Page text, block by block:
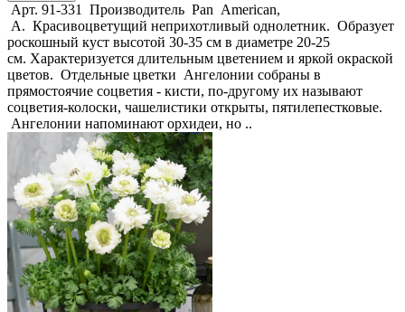
Арт. 91-331 Производитель Pan American,
А. Красивоцветущий неприхотливый однолетник. Образует
роскошный куст высотой 30-35 см в диаметре 20-25
см. Характеризуется длительным цветением и яркой окраской
цветов. Отдельные цветки Ангелонии собраны в
прямостоячие соцветия - кисти, по-другому их называют
соцветия-колоски, чашелистики открыты, пятилепестковые.
Ангелонии напоминают орхидеи, но ..